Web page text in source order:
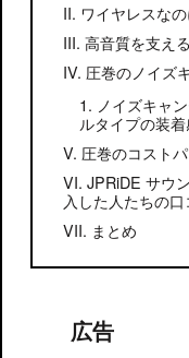
ワイヤレスな
高音質を支え
圧巻のノイズ
ノイズキャ
ルタイプの装
圧巻のコスト
JPRiDE サウ
入した人たちの
まとめ
広告